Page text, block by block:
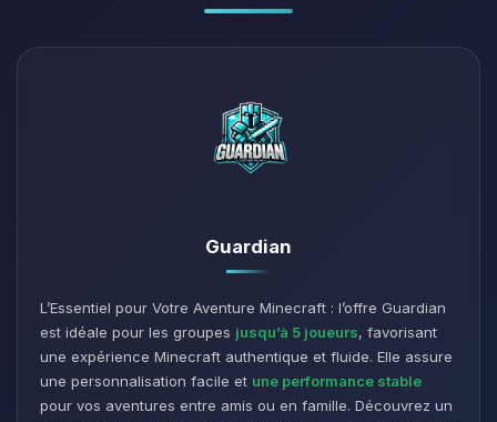
Guardian
L’Essentiel pour Votre Aventure Minecraft : l’offre Guardian
est idéale pour les groupes jusqu’à 5 joueurs, favorisant
une expérience Minecraft authentique et fluide. Elle assure
une personnalisation facile et une performance stable
pour vos aventures entre amis ou en famille. Découvrez un